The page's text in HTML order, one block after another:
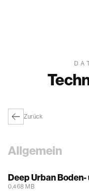
Zurück
Allgemein
Deep Urban
0,468 MB